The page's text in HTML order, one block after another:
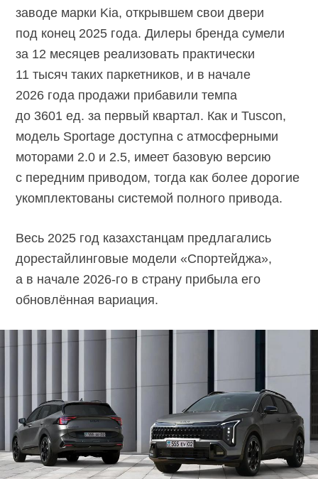
заводе марки Kia, открывшем свои двери
под конец 2025 года. Дилеры бренда сумели
за 12 месяцев реализовать практически
11 тысяч таких паркетников, и в начале
2026 года продажи прибавили темпа
до 3601 ед. за первый квартал. Как и Tuscon,
модель Sportage доступна с атмосферными
моторами 2.0 и 2.5, имеет базовую версию
с передним приводом, тогда как более дорогие
укомплектованы системой полного привода.
Весь 2025 год казахстанцам предлагались
дорестайлинговые модели «Спортейджа»,
а в начале 2026-го в страну прибыла его
обновлённая вариация.